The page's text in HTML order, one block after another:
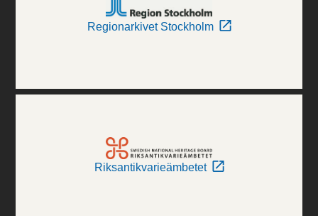
Regionarkivet Stockholm
Riksantikvarieämbetet